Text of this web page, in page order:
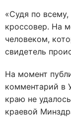
«Судя по
кроссовер. На
человеком,
свидетель
На момент
комментарий в
краю не
краевой